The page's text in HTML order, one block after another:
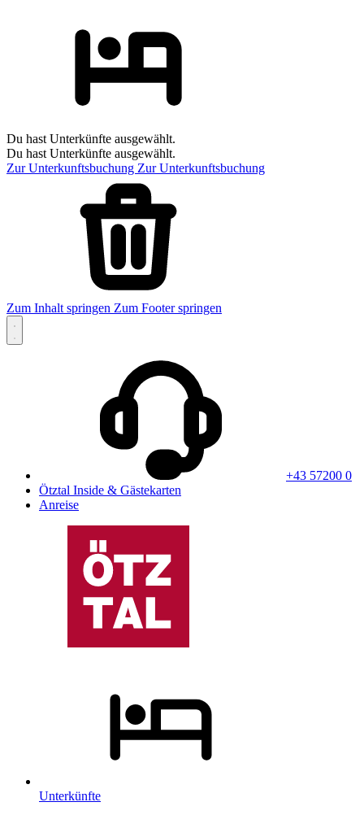
Du hast Unterkünfte ausgewählt.
Du hast Unterkünfte ausgewählt.
Zur Unterkunftsbuchung Zur Unterkunftsbuchung
Zum Inhalt springen Zum Footer springen
+43 57200 0
Ötztal Inside & Gästekarten
Anreise
Unterkünfte